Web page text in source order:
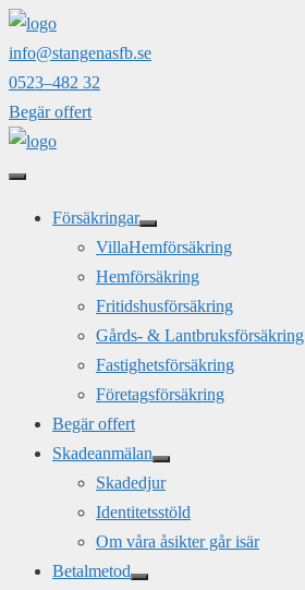
Hoppa
till
innehåll
info@stangenasfb.se
0523–482 32
Begär offert
Försäkringar
VillaHemförsäkring
Hemförsäkring
Fritidshusförsäkring
Gårds- & Lantbruksförsäkring
Fastighetsförsäkring
Företagsförsäkring
Begär offert
Skadeanmälan
Skadedjur
Identitetsstöld
Om våra åsikter går isär
Betalmetod